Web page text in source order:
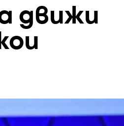
движи